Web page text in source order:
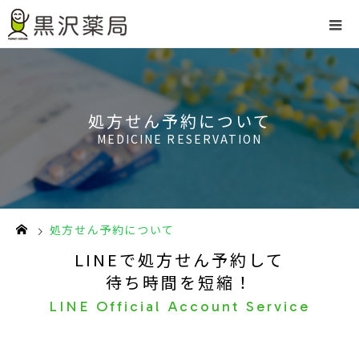
処方せん予約について
MEDICINE RESERVATION
処方せん予約について
LINEで処方せん予約して
待ち時間を短縮！
LINE Official Account Service